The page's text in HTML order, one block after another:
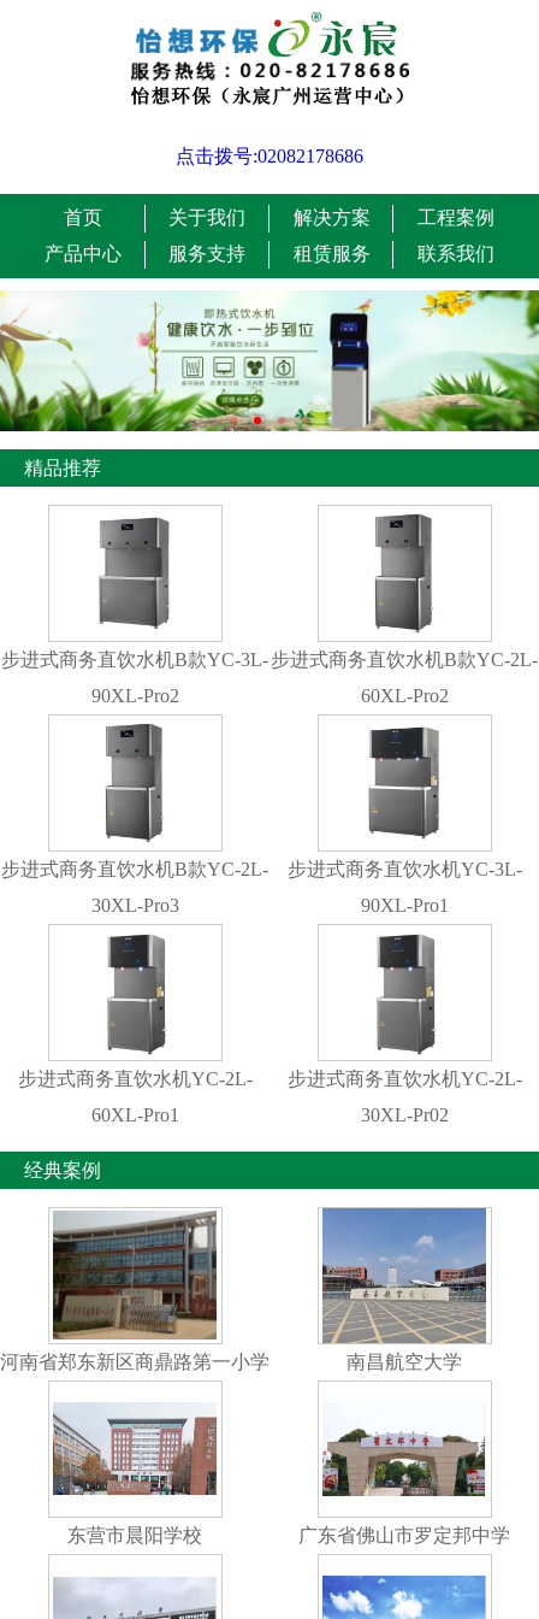
点击拨号:02082178686
首页 关于我们 解决方案
工程案例
产品中心
服务支持 租赁服务 联系我们
精品推荐
步进式商务直饮水机B款YC-3L-
90XL-Pro2
步进式商务直饮水机B款YC-2L-
60XL-Pro2
步进式商务直饮水机B款YC-2L-
30XL-Pro3
步进式商务直饮水机YC-3L-
90XL-Pro1
步进式商务直饮水机YC-2L-
60XL-Pro1
步进式商务直饮水机YC-2L-
30XL-Pr02
经典案例
河南省郑东新区商鼎路第一小学 南昌航空大学
东营市晨阳学校 广东省佛山市罗定邦中学